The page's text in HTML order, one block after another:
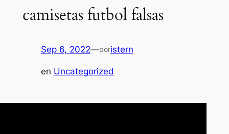
camisetas futbol falsas
Sep 6, 2022—poristern
en Uncategorized